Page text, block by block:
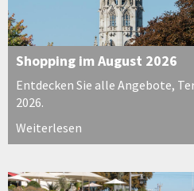
Shopping im August 2026
Entdecken Sie alle Angebote,
2026.
Weiterlesen